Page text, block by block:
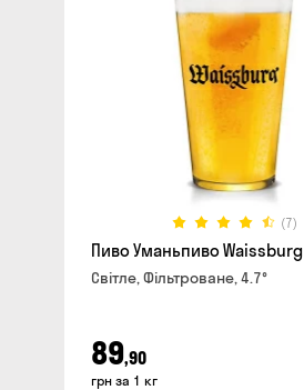
(7)
Пиво Уманьпиво Waissburg
Світле, Фільтроване, 4.7°
89,90
грн за 1 кг